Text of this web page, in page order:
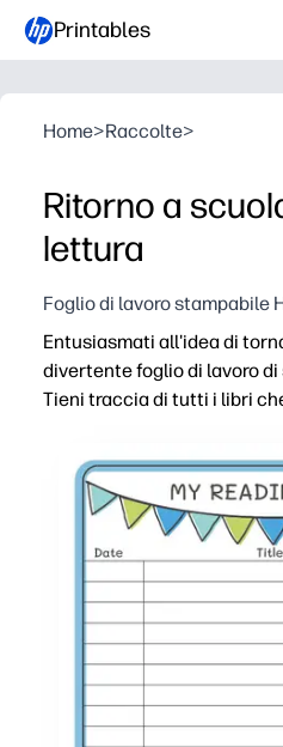
Printables
Home>Raccolte>
Ritorno a
lettura
Foglio di lavoro stampabile
Entusiasmati all'idea di
divertente foglio di lavoro
Tieni traccia di tutti i libri